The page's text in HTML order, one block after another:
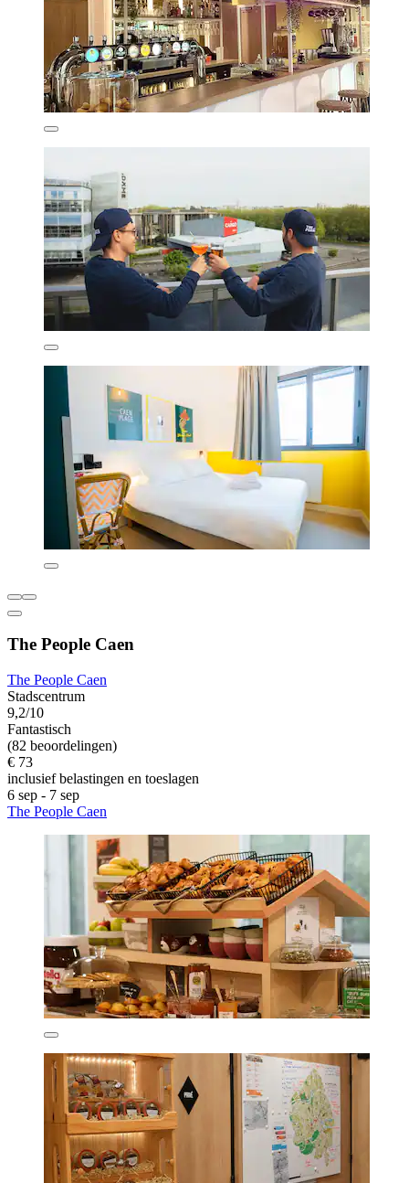
The People Caen
The People Caen
Stadscentrum
9,2/10
Fantastisch
(82 beoordelingen)
€ 73
inclusief belastingen en toeslagen
6 sep - 7 sep
The People Caen